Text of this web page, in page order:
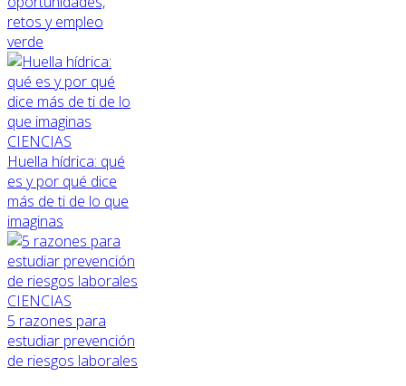
retos y empleo
verde
CIENCIAS
Huella hídrica: qué
es y por qué dice
más de ti de lo que
imaginas
CIENCIAS
5 razones para
estudiar prevención
de riesgos laborales